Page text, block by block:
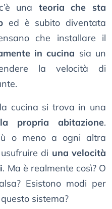
una teoria che sta
ed è subito diventata
che installare il
in cucina sia un
la velocità di
cucina si trova in una
propria abitazione.
o meno a ogni altra
di una velocità
. Ma è realmente così? O
Esistono modi per
sistema?